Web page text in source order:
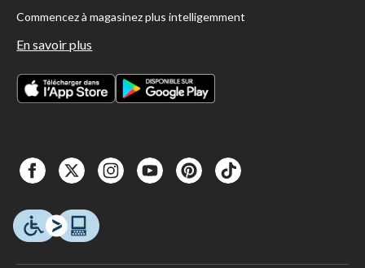
Commencez à magasinez plus intelligemment
En savoir plus